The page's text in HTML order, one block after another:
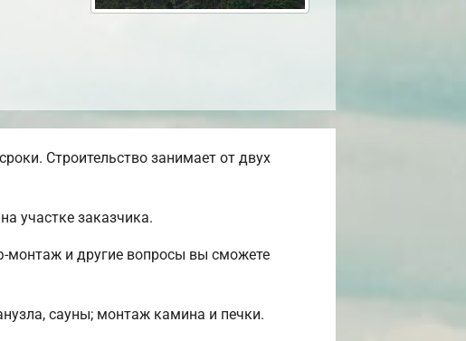
Строительство занимает от двух
участке заказчика.
монтаж и другие вопросы вы сможете
сауны; монтаж камина и печки.